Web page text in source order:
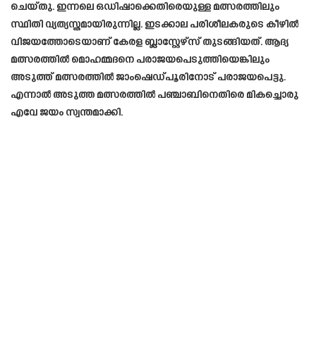
ചെയ്തു. ഇന്നലെ ഒഡിഷാക്കെതിരെയുള്ള മത്സരത്തിലും
സ്ഥിതി വ്യത്യസ്തമായിരുന്നില്ല. ഇടക്കാല പരിശീലകരുടെ കീഴിൽ
വിജയത്തോടെയാണ് കേരള ബ്ലാസ്റ്റേഴ്‌സ് തുടങ്ങിയത്. ആദ്യ
മത്സരത്തിൽ മൊഹമ്മദനെ പരാജയപെടുത്തിയെങ്കിലും
അടുത്ത് മത്സരത്തിൽ ജാംഷെഡ്പൂരിനോട് പരാജയപെട്ടു.
എന്നാൽ അടുത്ത മത്സരത്തിൽ പഞ്ചാബിനെതിരെ മികച്ചൊരു
എവേ ജയം സ്വന്തമാക്കി.